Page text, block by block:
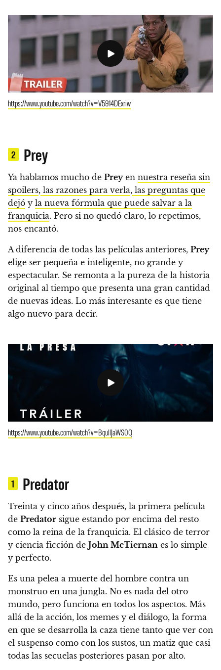
https://www.youtube.com/watch?v=V5914DExriw
2 Prey
Ya hablamos mucho de Preyen nuestra reseña sin
spoilers, las razones para verla, las preguntas que
dejó y la nueva fórmula que puede salvar a la
franquicia. Pero si no quedó claro, lo repetimos,
nos encantó.
A diferencia de todas las películas anteriores, Prey
elige ser pequeña e inteligente, no grande y
espectacular. Se remonta a la pureza de la historia
original al tiempo que presenta una gran cantidad
de nuevas ideas. Lo más interesante es que tiene
algo nuevo para decir.
https://www.youtube.com/watch?v=BqullJaWS0Q
1 Predator
Treinta y cinco años después, la primera película
de Predator sigue estando por encima del resto
como la reina de la franquicia. El clásico de terror
y ciencia ficción de John McTiernan es lo simple
y perfecto.
Es una pelea a muerte del hombre contra un
monstruo en una jungla. No es nada del otro
mundo, pero funciona en todos los aspectos. Más
allá de la acción, los memes y el diálogo, la forma
en que se desarrolla la caza tiene tanto que ver con
el suspenso como con los sustos, un matiz que casi
todas las secuelas posteriores pasan por alto.